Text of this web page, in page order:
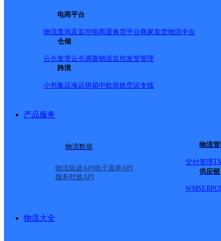
电商平台
物流查询及监控电商退换货平台商家发货物流中台
仓储
云仓发货云仓调拨物流监控发货管理
跨境
小包集运海运拼箱中欧班铁空运专线
产品服务
物流数据
物流轨迹API电子面单API
服务时效API
物流
交付管理
供应链
WMSERP
物流大全
网点地址：濉溪县五沟镇
网点负责人：